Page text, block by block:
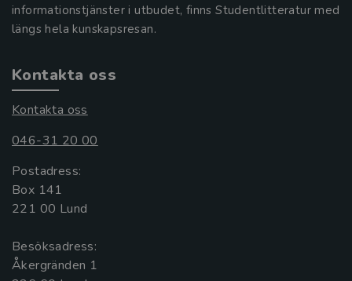
informationstjänster i utbudet, finns Studentlitteratur med
längs hela kunskapsresan.
Kontakta oss
Kontakta oss
046-31 20 00
Postadress:
Box 141
221 00 Lund
Besöksadress:
Åkergränden 1